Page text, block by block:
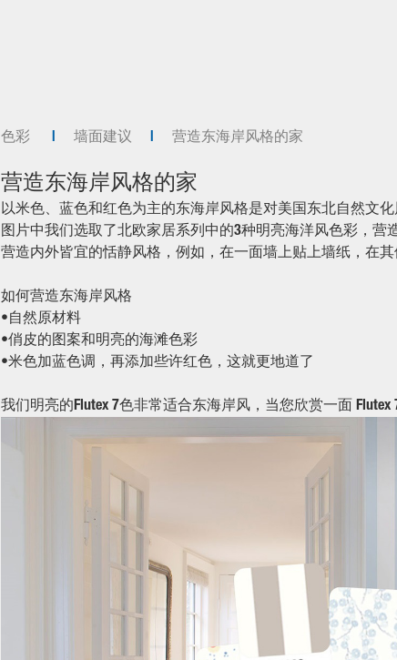
色彩 墙面建议 营造东海岸风格的家
营造东海岸风格的家
以米色、蓝色和红色为主的东海岸风格是对美国东北自然文化
图片中我们选取了北欧家居系列中的3种明亮海洋风色彩，营
营造内外皆宜的恬静风格，例如，在一面墙上贴上墙纸，在
如何营造东海岸风格
•自然原材料
•俏皮的图案和明亮的海滩色彩
•米色加蓝色调，再添加些许红色，这就更地道了
我们明亮的Flutex 7色非常适合东海岸风，当您欣赏一面